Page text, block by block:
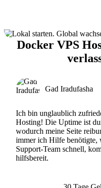
Docker VPS
Gad Iradufasha
Ich bin unglaublich
Hosting! Die Uptime ist
wodurch meine Seite
immer ich Hilfe benötigte,
Support-Team schnell,
hilfsbereit.